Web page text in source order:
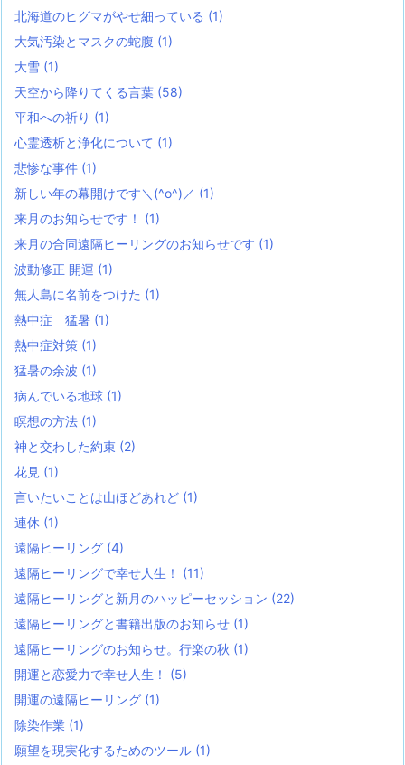
北海道のヒグマがやせ細っている (1)
大気汚染とマスクの蛇腹 (1)
大雪 (1)
天空から降りてくる言葉 (58)
平和への祈り (1)
心霊透析と浄化について (1)
悲惨な事件 (1)
新しい年の幕開けです＼(^o^)／ (1)
来月のお知らせです！ (1)
来月の合同遠隔ヒーリングのお知らせです (1)
波動修正 開運 (1)
無人島に名前をつけた (1)
熱中症 猛暑 (1)
熱中症対策 (1)
猛暑の余波 (1)
病んでいる地球 (1)
瞑想の方法 (1)
神と交わした約束 (2)
花見 (1)
言いたいことは山ほどあれど (1)
連休 (1)
遠隔ヒーリング (4)
遠隔ヒーリングで幸せ人生！ (11)
遠隔ヒーリングと新月のハッピーセッション (22)
遠隔ヒーリングと書籍出版のお知らせ (1)
遠隔ヒーリングのお知らせ。行楽の秋 (1)
開運と恋愛力で幸せ人生！ (5)
開運の遠隔ヒーリング (1)
除染作業 (1)
願望を現実化するためのツール (1)